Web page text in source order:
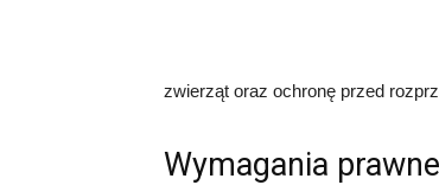
zwierząt oraz ochronę przed
Wymagania